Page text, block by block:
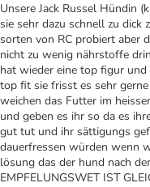
Unsere Jack Russel Hündin
sie sehr dazu schnell zu
sorten von RC probiert aber
nicht zu wenig nährstoffe
hat wieder eine top figur
top fit sie frisst es sehr
weichen das Futter im
und geben es ihr so da es
gut tut und ihr sättigungs
dauerfressen würden wenn
lösung das der hund nach
EMPFELUNGSWET IST